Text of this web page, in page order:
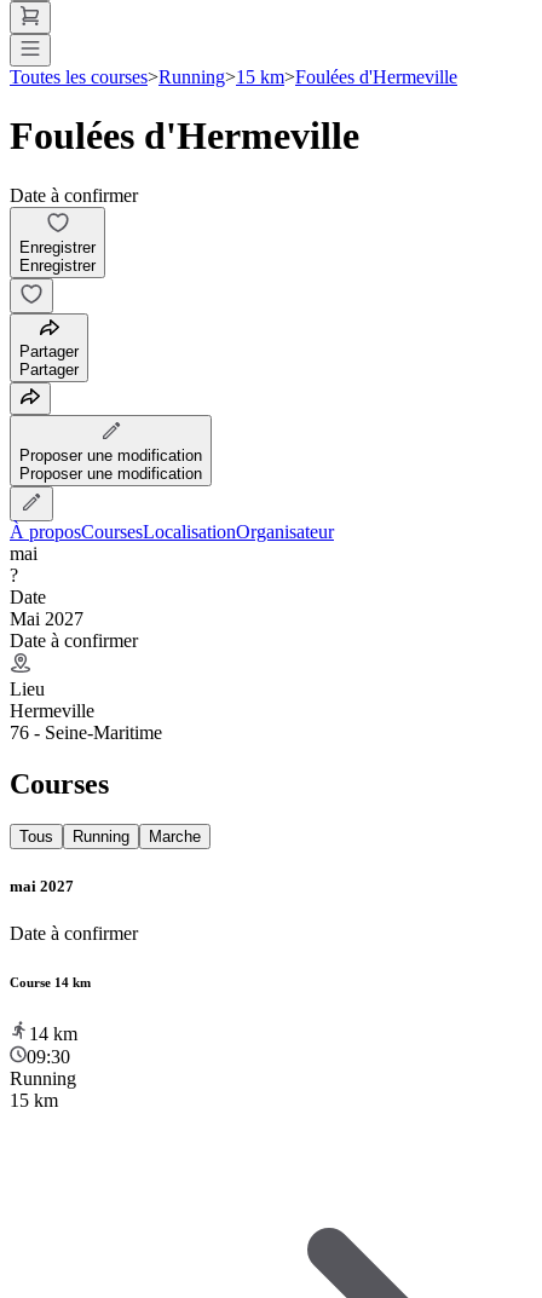
Toutes les courses>Running>15 km>Foulées d'Hermeville
Foulées d'Hermeville
Date à confirmer
Enregistrer
Enregistrer
Partager
Partager
Proposer une modification
Proposer une modification
À proposCoursesLocalisationOrganisateur
mai
?
Date
Mai 2027
Date à confirmer
Lieu
Hermeville
76 - Seine-Maritime
Courses
Tous Running Marche
mai 2027
Date à confirmer
Course 14 km
14 km
09:30
Running
15 km